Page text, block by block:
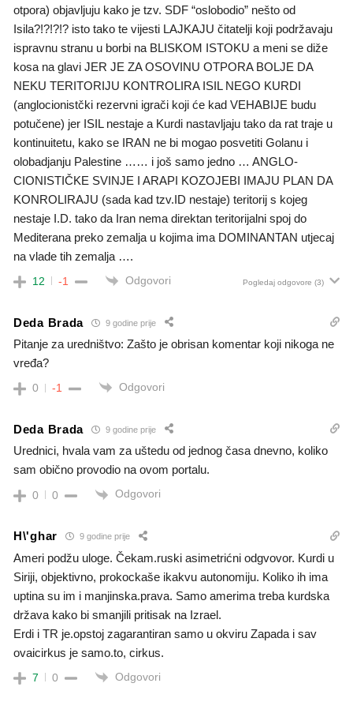
otpora) objavljuju kako je tzv. SDF “oslobodio” nešto od
Isila?!?!?!? isto tako te vijesti LAJKAJU čitatelji koji podržavaju
ispravnu stranu u borbi na BLISKOM ISTOKU a meni se diže
kosa na glavi JER JE ZA OSOVINU OTPORA BOLJE DA
NEKU TERITORIJU KONTROLIRA ISIL NEGO KURDI
(anglocionistčki rezervni igrači koji će kad VEHABIJE budu
potučene) jer ISIL nestaje a Kurdi nastavljaju tako da rat traje u
kontinuitetu, kako se IRAN ne bi mogao posvetiti Golanu i
olobadjanju Palestine …… i još samo jedno … ANGLO-
CIONISTIČKE SVINJE I ARAPI KOZOJEBI IMAJU PLAN DA
KONROLIRAJU (sada kad tzv.ID nestaje) teritorij s kojeg
nestaje I.D. tako da Iran nema direktan teritorijalni spoj do
Mediterana preko zemalja u kojima ima DOMINANTAN utjecaj
na vlade tih zemalja ….
12 -1 Odgovori Pogledaj odgovore (3)
Deda Brada 9 godine prije
Pitanje za uredništvo: Zašto je obrisan komentar koji nikoga ne
vređa?
0 -1 Odgovori
Deda Brada 9 godine prije
Urednici, hvala vam za uštedu od jednog časa dnevno, koliko
sam obično provodio na ovom portalu.
0 0 Odgovori
H\'ghar 9 godine prije
Ameri podžu uloge. Čekam.ruski asimetrićni odgvovor. Kurdi u
Siriji, objektivno, prokockaše ikakvu autonomiju. Koliko ih ima
uptina su im i manjinska.prava. Samo amerima treba kurdska
država kako bi smanjili pritisak na Izrael.
Erdi i TR je.opstoj zagarantiran samo u okviru Zapada i sav
ovaicirkus je samo.to, cirkus.
7 0 Odgovori